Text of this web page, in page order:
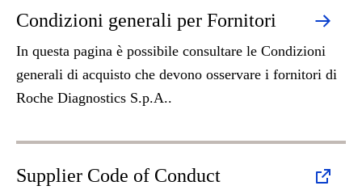
Condizioni generali per Fornitori
In questa pagina è possibile consultare le Condizioni
generali di acquisto che devono osservare i fornitori di
Roche Diagnostics S.p.A..
Supplier Code of Conduct